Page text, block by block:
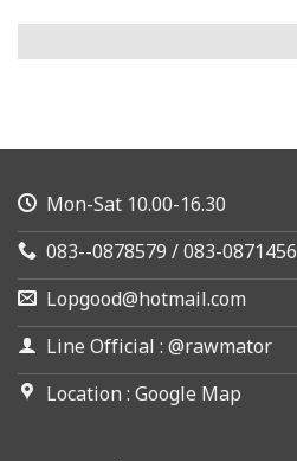
Mon-Sat 10.00-16.30
083--0878579 / 083-0871456
Lopgood@hotmail.com
Line Official : @rawmator
Location : Google Map